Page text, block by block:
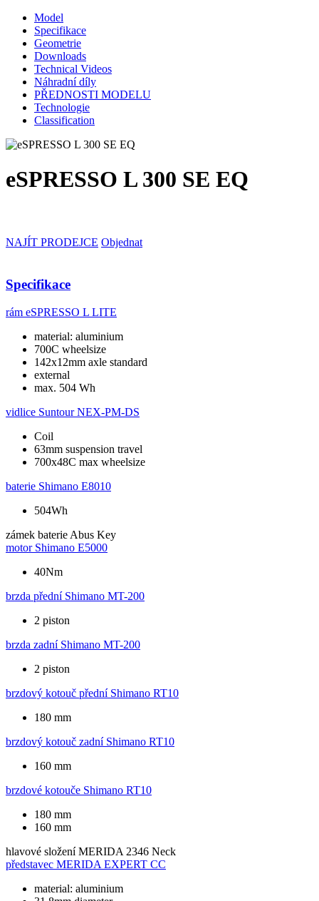
Model
Specifikace
Geometrie
Downloads
Technical Videos
Náhradní díly
PŘEDNOSTI MODELU
Technologie
Classification
eSPRESSO L 300 SE EQ
NAJÍT PRODEJCE Objednat
Specifikace
rám eSPRESSO L LITE
material: aluminium
700C wheelsize
142x12mm axle standard
external
max. 504 Wh
vidlice Suntour NEX-PM-DS
Coil
63mm suspension travel
700x48C max wheelsize
baterie Shimano E8010
504Wh
zámek baterie Abus Key
motor Shimano E5000
40Nm
brzda přední Shimano MT-200
2 piston
brzda zadní Shimano MT-200
2 piston
brzdový kotouč přední Shimano RT10
180 mm
brzdový kotouč zadní Shimano RT10
160 mm
brzdové kotouče Shimano RT10
180 mm
160 mm
hlavové složení MERIDA 2346 Neck
představec MERIDA EXPERT CC
material: aluminium